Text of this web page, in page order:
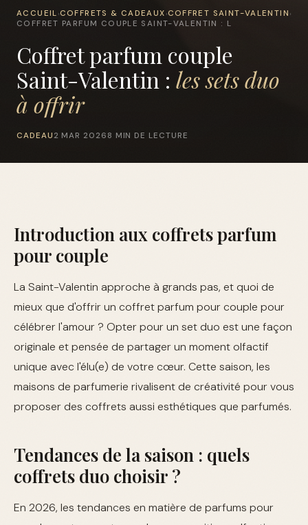
ACCUEIL ›COFFRETS & CADEAUX ›COFFRET SAINT-VALENTIN ›
COFFRET PARFUM COUPLE SAINT-VALENTIN : L
Coffret parfum couple
Saint-Valentin : les sets duo
à offrir
CADEAU 2 MAR 2026 8 MIN DE LECTURE
Introduction aux coffrets parfum
pour couple
La Saint-Valentin approche à grands pas, et quoi de
mieux que d'offrir un coffret parfum pour couple pour
célébrer l'amour ? Opter pour un set duo est une façon
originale et pensée de partager un moment olfactif
unique avec l'élu(e) de votre cœur. Cette saison, les
maisons de parfumerie rivalisent de créativité pour vous
proposer des coffrets aussi esthétiques que parfumés.
Tendances de la saison : quels
coffrets duo choisir ?
En 2026, les tendances en matière de parfums pour